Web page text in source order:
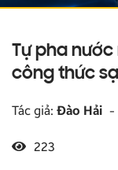
Tự pha nước
công thức
Tác giả: Đào Hải -
223